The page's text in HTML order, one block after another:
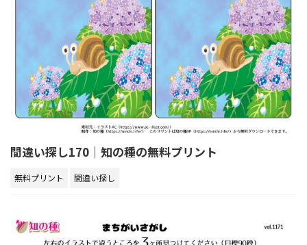
間違い探し170｜知の種の無料プリント
無料プリント 間違い探し